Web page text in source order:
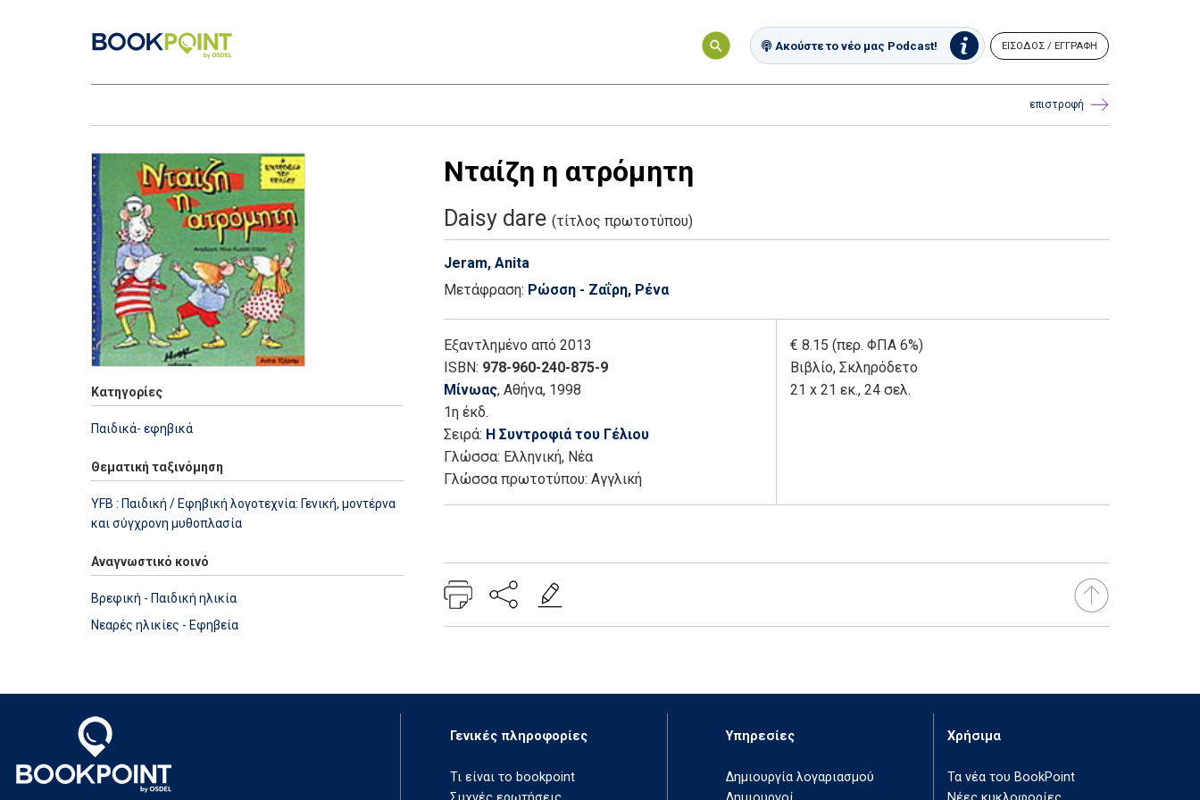
Ακούστε το νέο μας Podcast! ΕΙΣΟΔΟΣ / ΕΓΓΡΑΦΗ
επιστροφή
Κατηγορίες
Παιδικά- εφηβικά
Θεματική ταξινόμηση
YFB : Παιδική / Εφηβική λογοτεχνία: Γενική, μοντέρνα
και σύγχρονη μυθοπλασία
Αναγνωστικό κοινό
Βρεφική - Παιδική ηλικία
Νεαρές ηλικίες - Εφηβεία
Νταίζη η ατρόμητη
Daisy dare (τίτλος πρωτοτύπου)
Jeram, Anita
Μετάφραση: Ρώσση - Ζαΐρη, Ρένα
Εξαντλημένο από 2013
ISBN: 978-960-240-875-9
Μίνωας, Αθήνα, 1998
1η έκδ.
Σειρά: Η Συντροφιά του Γέλιου
Γλώσσα: Ελληνική, Νέα
Γλώσσα πρωτοτύπου: Αγγλική
€ 8.15 (περ. ΦΠΑ 6%)
Βιβλίο, Σκληρόδετο
21 x 21 εκ., 24 σελ.
Γενικές πληροφορίες
Τι είναι το bookpoint
Υπηρεσίες
Δημιουργία λογαριασμού
Χρήσιμα
Τα νέα του BookPoint